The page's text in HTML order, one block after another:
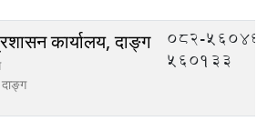
कार्यालय, दाङ्ग
दाङ्ग
082-
560133